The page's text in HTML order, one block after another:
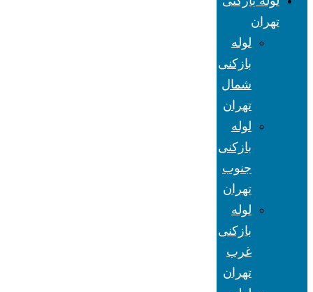
تهران
لوله
بازکنی
شمال
تهران
لوله
بازکنی
جنوب
تهران
لوله
بازکنی
غرب
تهران